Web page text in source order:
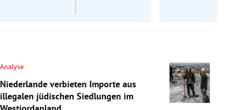
Analyse
Niederlande verbieten Importe aus
illegalen jüdischen Siedlungen im